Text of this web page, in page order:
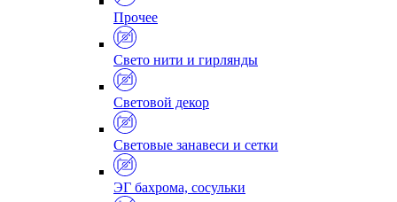
Прочее
Свето нити и гирлянды
Световой декор
Световые занавеси и сетки
ЭГ бахрома, сосульки